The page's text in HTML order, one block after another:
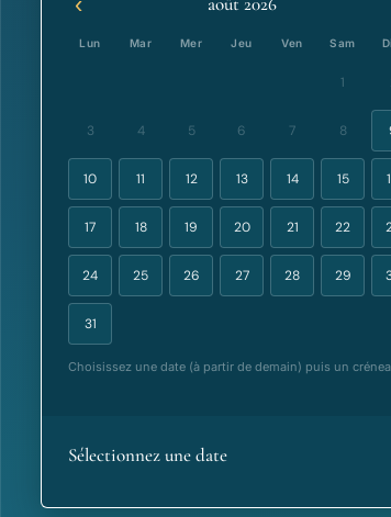
Lun Mar Mer Jeu Ven Sam
1
3 4 5 6 7 8
10 11 12 13 14 15
17 18 19 20 21 22
24 25 26 27 28 29
31
Choisissez une date (à partir de demain) puis un
Sélectionnez une date